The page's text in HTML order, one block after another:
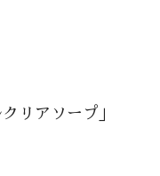
リアソープ」